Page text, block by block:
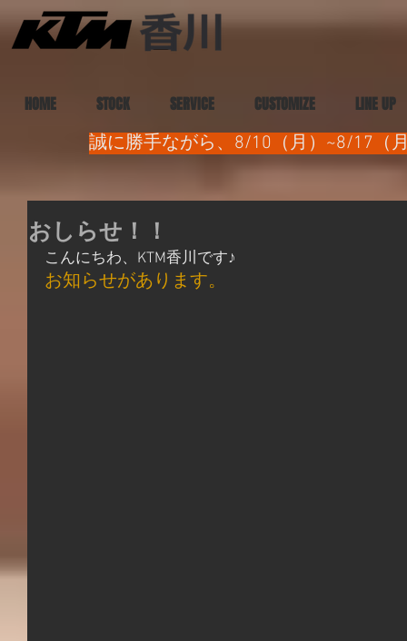
HOME STOCK SERVICE CUSTOMIZE LINE UP
誠に勝手ながら、8/10（月）~8/17（
おしらせ！！
こんにちわ、KTM香川です♪
お知らせがあります。